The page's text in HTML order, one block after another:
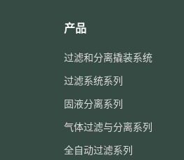
产品
过滤和分离撬装系统
过滤系统系列
固液分离系列
气体过滤与分离系列
全自动过滤系列